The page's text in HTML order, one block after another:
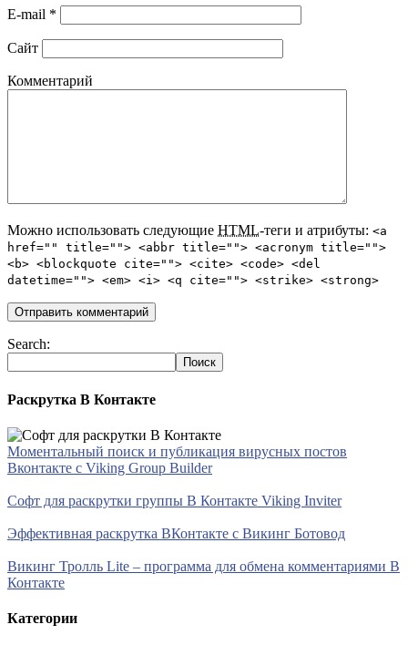
E-mail *
Сайт
Комментарий
Можно использовать следующие HTML-теги и атрибуты: <a
href="" title=""> <abbr title=""> <acronym title="">
<b> <blockquote cite=""> <cite> <code> <del
datetime=""> <em> <i> <q cite=""> <strike> <strong>
Search:
Раскрутка В Контакте
Моментальный поиск и публикация вирусных постов
Вконтакте с Viking Group Builder
Софт для раскрутки группы В Контакте Viking Inviter
Эффективная раскрутка ВКонтакте с Викинг Ботовод
Викинг Тролль Lite – программа для обмена комментариями В
Контакте
Категории